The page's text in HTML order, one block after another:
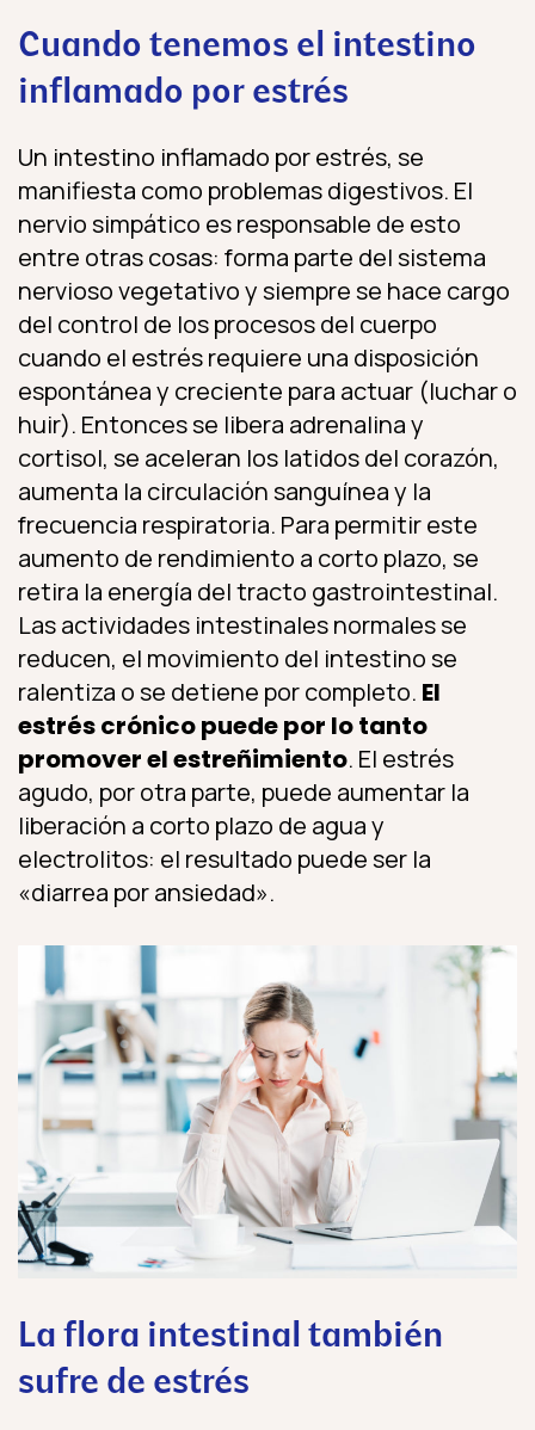
Cuando tenemos el intestino
inflamado por estrés
Un intestino inflamado por estrés, se
manifiesta como problemas digestivos. El
nervio simpático es responsable de esto
entre otras cosas: forma parte del sistema
nervioso vegetativo y siempre se hace cargo
del control de los procesos del cuerpo
cuando el estrés requiere una disposición
espontánea y creciente para actuar (luchar o
huir). Entonces se libera adrenalina y
cortisol, se aceleran los latidos del corazón,
aumenta la circulación sanguínea y la
frecuencia respiratoria. Para permitir este
aumento de rendimiento a corto plazo, se
retira la energía del tracto gastrointestinal.
Las actividades intestinales normales se
reducen, el movimiento del intestino se
ralentiza o se detiene por completo. El
estrés crónico puede por lo tanto
promover el estreñimiento. El estrés
agudo, por otra parte, puede aumentar la
liberación a corto plazo de agua y
electrolitos: el resultado puede ser la
«diarrea por ansiedad».
La flora intestinal también
sufre de estrés